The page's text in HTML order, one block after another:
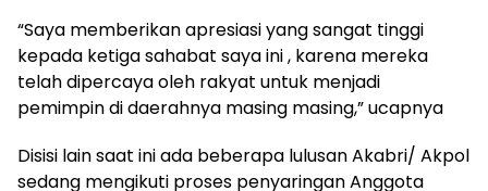
“Saya memberikan apresiasi yang sangat tinggi
kepada ketiga sahabat saya ini , karena mereka
telah dipercaya oleh rakyat untuk menjadi
pemimpin di daerahnya masing masing,” ucapnya
Disisi lain saat ini ada beberapa lulusan Akabri/ Akpol
sedang mengikuti proses penyaringan Anggota